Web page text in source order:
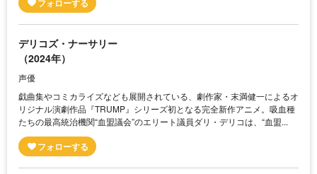
デリコズ・ナーサリー
（2024年）
声優
戯曲集やコミカライズなども展開されている、劇作家・末満健一によるオ
リジナル演劇作品『TRUMP』シリーズ初となる完全新作アニメ。吸血種
たちの最高統治機関“血盟議会”のエリート議員ダリ・デリコは、“血盟...